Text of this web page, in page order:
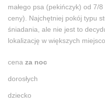
małego psa (pekińczyk) od 7/
ceny). Najchętniej pokój typu
śniadania, ale nie jest to
lokalizację w większych
cena za noc
dorosłych
dziecko